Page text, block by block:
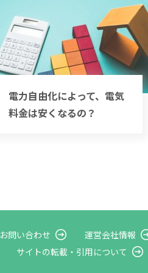
電力自由化によって、電気
料金は安くなるの？
お問い合わせ
運営会社情報
サイトの転載・ 引用について